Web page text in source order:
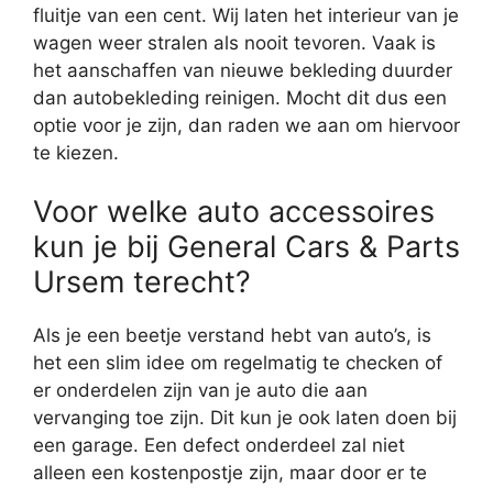
fluitje van een cent. Wij laten het interieur van je
wagen weer stralen als nooit tevoren. Vaak is
het aanschaffen van nieuwe bekleding duurder
dan autobekleding reinigen. Mocht dit dus een
optie voor je zijn, dan raden we aan om hiervoor
te kiezen.
Voor welke auto accessoires
kun je bij General Cars & Parts
Ursem terecht?
Als je een beetje verstand hebt van auto’s, is
het een slim idee om regelmatig te checken of
er onderdelen zijn van je auto die aan
vervanging toe zijn. Dit kun je ook laten doen bij
een garage. Een defect onderdeel zal niet
alleen een kostenpostje zijn, maar door er te